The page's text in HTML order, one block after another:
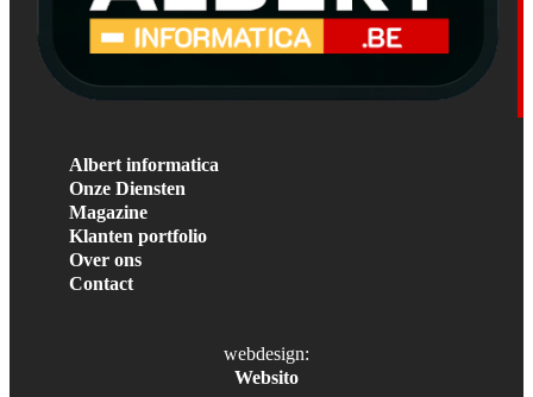
Albert informatica
Onze Diensten
Magazine
Klanten portfolio
Over ons
Contact
webdesign:
Websito